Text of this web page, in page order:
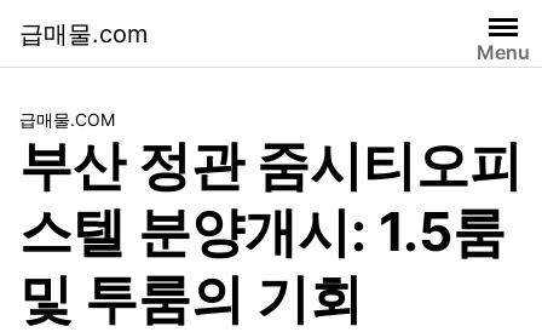
급매물.com
Menu
급매물.COM
부산 정관 줌시티오피
스텔 분양개시: 1.5룸
및 투룸의 기회